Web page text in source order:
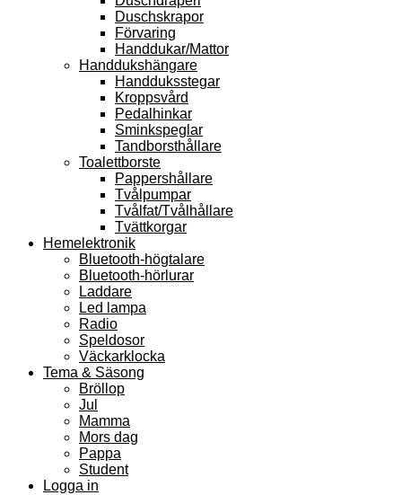
Duschskrapor
Förvaring
Handdukar/Mattor
Handdukshängare
Handduksstegar
Kroppsvård
Pedalhinkar
Sminkspeglar
Tandborsthållare
Toalettborste
Pappershållare
Tvålpumpar
Tvålfat/Tvålhållare
Tvättkorgar
Hemelektronik
Bluetooth-högtalare
Bluetooth-hörlurar
Laddare
Led lampa
Radio
Speldosor
Väckarklocka
Tema & Säsong
Bröllop
Jul
Mamma
Mors dag
Pappa
Student
Logga in